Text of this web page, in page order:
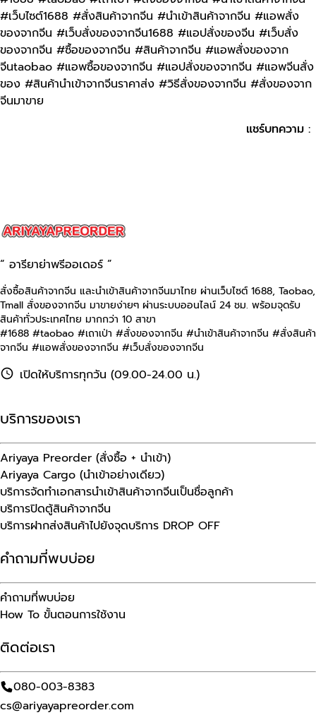
#เว็บไซต์1688 #สั่งสินค้าจากจีน #นำเข้าสินค้าจากจีน #แอพสั่ง
ของจากจีน #เว็บสั่งของจากจีน1688 #แอปสั่งของจีน #เว็บสั่ง
ของจากจีน #ซื้อของจากจีน #สินค้าจากจีน #แอพสั่งของจาก
จีนtaobao #แอพซื้อของจากจีน #แอปสั่งของจากจีน #แอพจีนสั่ง
ของ #สินค้านําเข้าจากจีนราคาส่ง #วิธีสั่งของจากจีน #สั่งของจาก
จีนมาขาย
แชร์บทความ :
“ อารียาย่าพรีออเดอร์ ”
สั่งซื้อสินค้าจากจีน และนำเข้าสินค้าจากจีนมาไทย ผ่านเว็บไซต์ 1688, Taobao,
Tmall สั่งของจากจีน มาขายง่ายๆ ผ่านระบบออนไลน์ 24 ชม. พร้อมจุดรับ
สินค้าทั่วประเทศไทย มากกว่า 10 สาขา
#1688 #taobao #เถาเป่า #สั่งของจากจีน #นําเข้าสินค้าจากจีน #สั่งสินค้า
จากจีน #แอพสั่งของจากจีน #เว็บสั่งของจากจีน
เปิดให้บริการทุกวัน (09.00-24.00 น.)
บริการของเรา
Ariyaya Preorder (สั่งซื้อ + นำเข้า)
Ariyaya Cargo (นำเข้าอย่างเดียว)
บริการจัดทำเอกสารนำเข้าสินค้าจากจีนเป็นชื่อลูกค้า
บริการปิดตู้สินค้าจากจีน
บริการฝากส่งสินค้าไปยังจุดบริการ DROP OFF
คำถามที่พบบ่อย
คำถามที่พบบ่อย
How To ขั้นตอนการใช้งาน
ติดต่อเรา
080-003-8383
cs@ariyayapreorder.com